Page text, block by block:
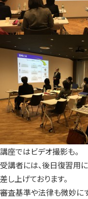
講座ではビデオ撮影も。
受講者には、後日復習用
差し上げております。
審査基準や法律も微妙に